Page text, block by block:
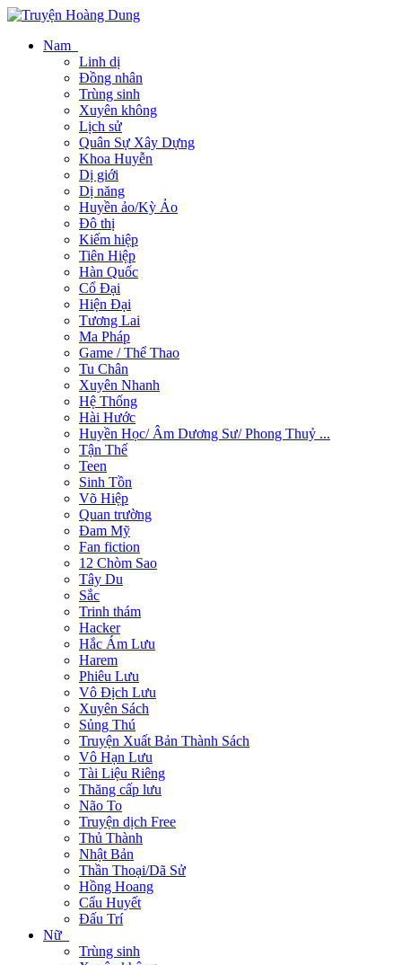
Nam
Linh dị
Đồng nhân
Trùng sinh
Xuyên không
Lịch sử
Quân Sự Xây Dựng
Khoa Huyễn
Dị giới
Dị năng
Huyền ảo/Kỳ Ảo
Đô thị
Kiếm hiệp
Tiên Hiệp
Hàn Quốc
Cổ Đại
Hiện Đại
Tương Lai
Ma Pháp
Game / Thể Thao
Tu Chân
Xuyên Nhanh
Hệ Thống
Hài Hước
Huyền Học/ Âm Dương Sư/ Phong Thuỷ ...
Tận Thế
Teen
Sinh Tồn
Võ Hiệp
Quan trường
Đam Mỹ
Fan fiction
12 Chòm Sao
Tây Du
Sắc
Trinh thám
Hacker
Hắc Ám Lưu
Harem
Phiêu Lưu
Vô Địch Lưu
Xuyên Sách
Sủng Thú
Truyện Xuất Bản Thành Sách
Vô Hạn Lưu
Tài Liệu Riêng
Thăng cấp lưu
Não To
Truyện dịch Free
Thủ Thành
Nhật Bản
Thần Thoại/Dã Sử
Hồng Hoang
Cẩu Huyết
Đấu Trí
Nữ
Trùng sinh